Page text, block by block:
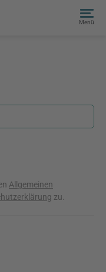
Menü
Allgemeinen
zu.